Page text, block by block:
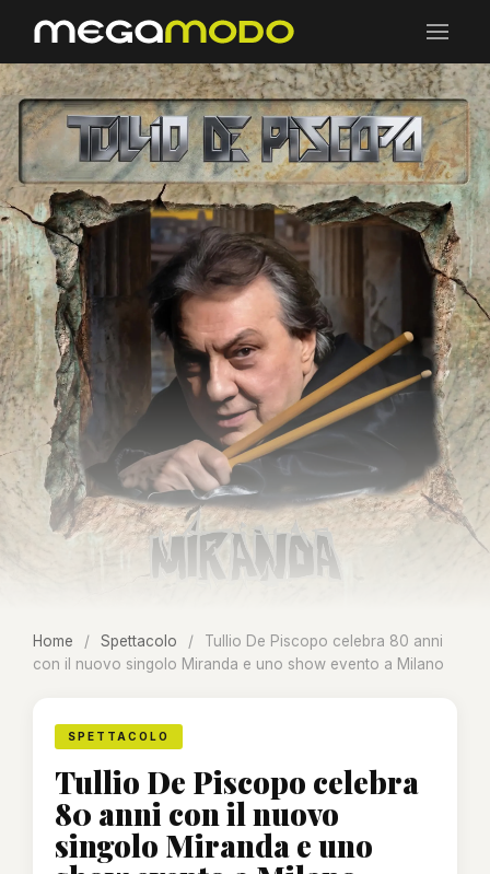
Home / Spettacolo /
Tullio De Piscopo celebra 80 anni
con il nuovo singolo Miranda e uno show evento a Milano
SPETTACOLO
Tullio De Piscopo celebra
80 anni con il nuovo
singolo Miranda e uno